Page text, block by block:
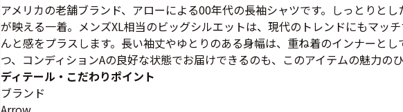
Search
アメリカの老舗ブランド、アローによる00年代の長袖シャツです。しっとりと
が映える一着。メンズXL相当のビッグシルエットは、現代のトレンドにもマッ
んと感をプラスします。長い袖丈やゆとりのある身幅は、重ね着のインナーと
つ、コンディションAの良好な状態でお届けできるのも、このアイテムの魅力のひ
ディテール・こだわりポイント
ブランド